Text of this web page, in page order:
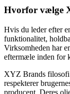
Hvorfor vælge
Hvis du leder efter
funktionalitet,
Virksomheden har
eftermæle inden for
XYZ Brands filosofi
respekterer
producent. Deres